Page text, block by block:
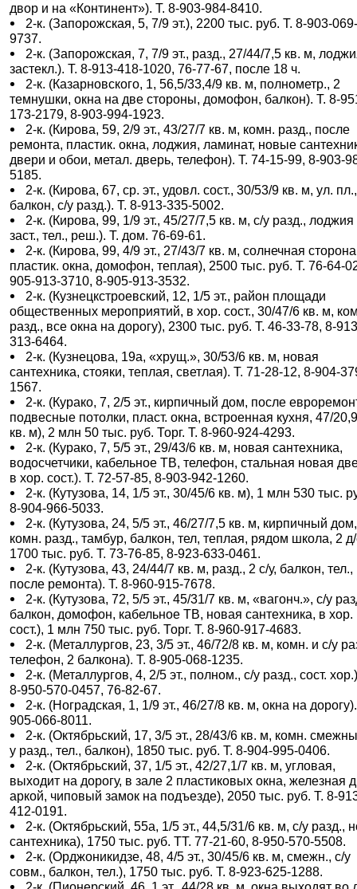
двор и на «Континент»). Т. 8-903-984-8410.
2-к. (Запорожская, 5, 7/9 эт.), 2200 тыс. руб. Т. 8-903-
9737.
2-к. (Запорожская, 7, 7/9 эт., разд., 27/44/7,5 кв. м,
застекл.). Т. 8-913-418-1020, 76-77-67, после 18 ч.
2-к. (Казарновского, 1, 56,5/33,4/9 кв. м, полнометр., 2
темнушки, окна на две стороны, домофон, балкон). Т. 8-
173-2179, 8-903-994-1923.
2-к. (Кирова, 59, 2/9 эт., 43/27/7 кв. м, комн. разд., после
ремонта, пластик. окна, лоджия, ламинат, новые
двери и обои, метал. дверь, телефон). Т. 74-15-99, 8-903-
5185.
2-к. (Кирова, 67, ср. эт., удовл. сост., 30/53/9 кв. м, ул. пл.,
балкон, с/у разд.). Т. 8-913-335-5002.
2-к. (Кирова, 99, 1/9 эт., 45/27/7,5 кв. м, с/у разд., лоджия
заст., тел., реш.). Т. дом. 76-69-61.
2-к. (Кирова, 99, 4/9 эт., 27/43/7 кв. м, солнечная
пластик. окна, домофон, теплая), 2500 тыс. руб. Т. 76-64-
905-913-3710, 8-905-913-3532.
2-к. (Кузнецкстроевский, 12, 1/5 эт., район площади
общественных мероприятий, в хор. сост., 30/47/6 кв. м,
разд., все окна на дорогу), 2300 тыс. руб. Т. 46-33-78, 8-
313-6464.
2-к. (Кузнецова, 19а, «хрущ.», 30/53/6 кв. м, новая
сантехника, стояки, теплая, светлая). Т. 71-28-12, 8-904-
1567.
2-к. (Курако, 7, 2/5 эт., кирпичный дом, после
подвесные потолки, пласт. окна, встроенная кухня, 47/
кв. м), 2 млн 50 тыс. руб. Торг. Т. 8-960-924-4293.
2-к. (Курако, 7, 5/5 эт., 29/43/6 кв. м, новая сантехника,
водосчетчики, кабельное ТВ, телефон, стальная новая
в хор. сост.). Т. 72-57-85, 8-903-942-1260.
2-к. (Кутузова, 14, 1/5 эт., 30/45/6 кв. м), 1 млн 530 тыс.
8-904-966-5033.
2-к. (Кутузова, 24, 5/5 эт., 46/27/7,5 кв. м, кирпичный дом,
комн. разд., тамбур, балкон, тел, теплая, рядом школа, 2
1700 тыс. руб. Т. 73-76-85, 8-923-633-0461.
2-к. (Кутузова, 43, 24/44/7 кв. м, разд., 2 с/у, балкон, тел.,
после ремонта). Т. 8-960-915-7678.
2-к. (Кутузова, 72, 5/5 эт., 45/31/7 кв. м, «вагонч.», с/у
балкон, домофон, кабельное ТВ, новая сантехника, в хор.
сост.), 1 млн 750 тыс. руб. Торг. Т. 8-960-917-4683.
2-к. (Металлургов, 23, 3/5 эт., 46/72/8 кв. м, комн. и с/у
телефон, 2 балкона). Т. 8-905-068-1235.
2-к. (Металлургов, 4, 2/5 эт., полном., с/у разд., сост.
8-950-570-0457, 76-82-67.
2-к. (Ноградская, 1, 1/9 эт., 46/27/8 кв. м, окна на
905-066-8011.
2-к. (Октябрьский, 17, 3/5 эт., 28/43/6 кв. м, комн.
у разд., тел., балкон), 1850 тыс. руб. Т. 8-904-995-0406.
2-к. (Октябрьский, 37, 1/5 эт., 42/27,1/7 кв. м, угловая,
выходит на дорогу, в зале 2 пластиковых окна, железная
аркой, чиповый замок на подъезде), 2050 тыс. руб. Т. 8-
412-0191.
2-к. (Октябрьский, 55а, 1/5 эт., 44,5/31/6 кв. м, с/у разд.,
сантехника), 1750 тыс. руб. ТТ. 77-21-60, 8-950-570-5508.
2-к. (Орджоникидзе, 48, 4/5 эт., 30/45/6 кв. м, смежн., с/у
совм., балкон, тел.), 1750 тыс. руб. Т. 8-923-625-1288.